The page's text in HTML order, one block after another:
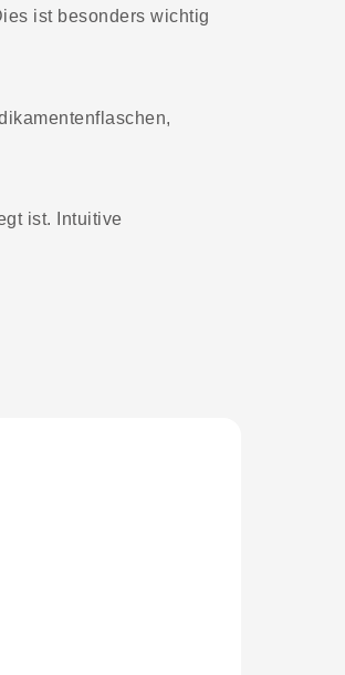
ist besonders wichtig
ist. Intuitive